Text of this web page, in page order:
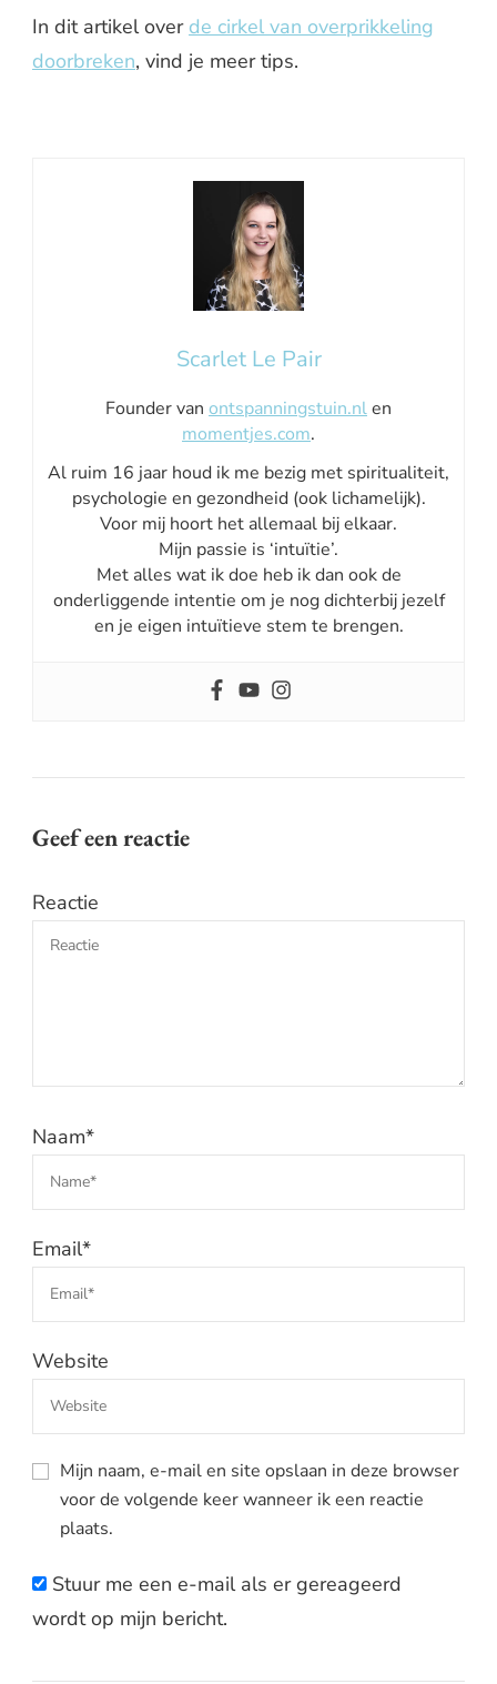
In dit artikel over de cirkel van overprikkeling
doorbreken, vind je meer tips.
Scarlet Le Pair
Founder van ontspanningstuin.nlen
momentjes.com.
Al ruim 16 jaar houd ik me bezig met spiritualiteit,
psychologie en gezondheid (ook lichamelijk).
Voor mij hoort het allemaal bij elkaar.
Mijn passie is ‘intuïtie’.
Met alles wat ik doe heb ik dan ook de
onderliggende intentie om je nog dichterbij jezelf
en je eigen intuïtieve stem te brengen.
Geef een reactie
Reactie
Naam*
Email*
Website
Mijn naam, e-mail en site opslaan in deze browser
voor de volgende keer wanneer ik een reactie
plaats.
Stuur me een e-mail als er gereageerd
wordt op mijn bericht.